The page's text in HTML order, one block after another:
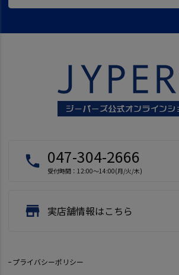
local_phone 047-304-2666
受付時間：12:00～14:00(月/火/木)
store 実店舗情報はこちら
プライバシーポリシー